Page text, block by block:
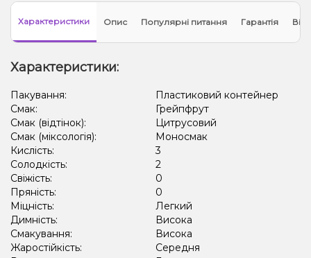
Характеристики Опис Популярні питання Гарантія
Характеристики:
Пакування:
Пластиковий контейнер
Смак:
Грейпфрут
Смак (відтінок):
Цитрусовий
Смак (міксологія):
Моносмак
Кислість:
3
Солодкість:
2
Свіжість:
0
Пряність:
0
Міцність:
Легкий
Димність:
Висока
Смакування:
Висока
Жаростійкість:
Середня